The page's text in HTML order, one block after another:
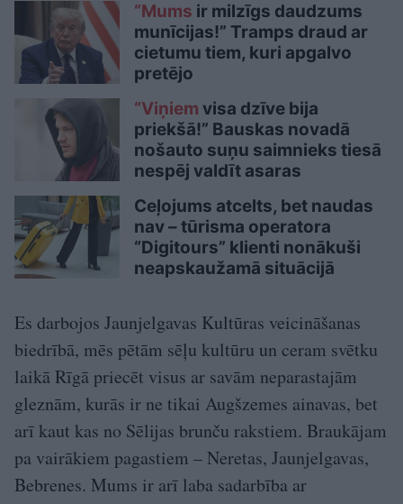
“Mums ir milzīgs daudzums
munīcijas!” Tramps draud ar
cietumu tiem, kuri apgalvo
pretējo
“Viņiem visa dzīve bija
priekšā!” Bauskas novadā
nošauto suņu saimnieks tiesā
nespēj valdīt asaras
Ceļojums atcelts, bet naudas
nav – tūrisma operatora
“Digitours” klienti nonākuši
neapskaužamā situācijā
Es darbojos Jaunjelgavas Kultūras veicināšanas
biedrībā, mēs pētām sēļu kultūru un ceram svētku
laikā Rīgā priecēt visus ar savām neparastajām
gleznām, kurās ir ne tikai Augšzemes ainavas, bet
arī kaut kas no Sēlijas brunču rakstiem. Braukājam
pa vairākiem pagastiem – Neretas, Jaunjelgavas,
Bebrenes. Mums ir arī laba sadarbība ar